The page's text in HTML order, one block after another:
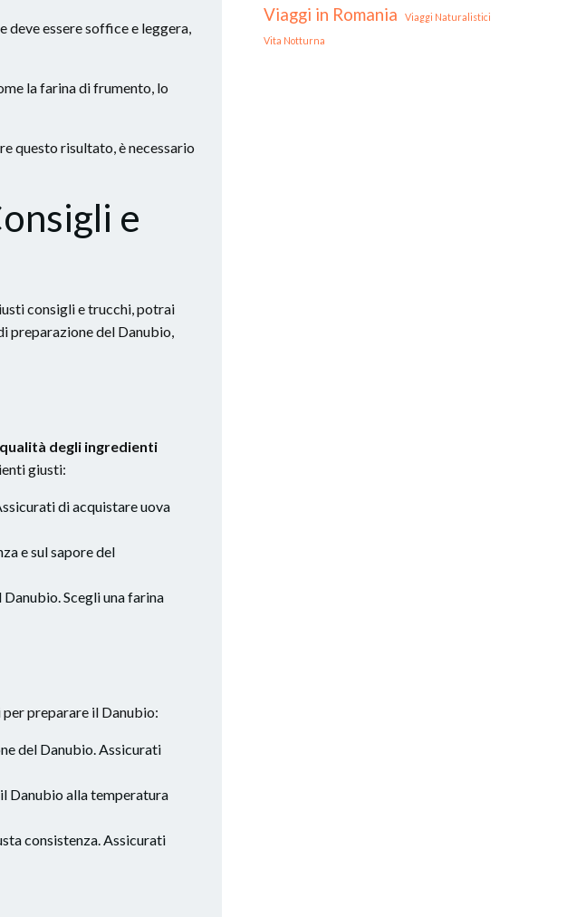
deve essere soffice e leggera,
la farina di frumento, lo
questo risultato, è necessario
e
consigli e trucchi, potrai
preparazione del Danubio,
degli ingredienti
giusti:
di acquistare uova
e sul sapore del
Scegli una farina
preparare il Danubio:
del Danubio. Assicurati
Danubio alla temperatura
consistenza. Assicurati
Viaggi in Romania
Viaggi Naturalistici
Vita Notturna